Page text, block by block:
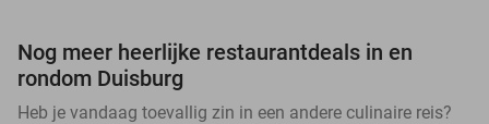
Nog meer heerlijke restaurantdeals in en
rondom Duisburg
Heb je vandaag toevallig zin in een andere culinaire reis?